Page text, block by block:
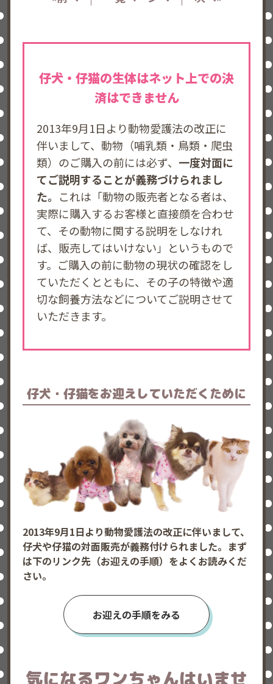
仔犬・仔猫の生体はネット上での決
済はできません
2013年9月1日より動物愛護法の改正に
伴いまして、動物（哺乳類・鳥類・爬虫
類）のご購入の前には必ず、 一度対面に
てご説明することが義務づけられまし
た。 これは「動物の販売者となる者は、
実際に購入するお客様と直接顔を合わせ
て、その動物に関する説明をしなけれ
ば、販売してはいけない」というもので
す。ご購入の前に動物の現状の確認をし
ていただくとともに、その子の特徴や適
切な飼養方法などについてご説明させて
いただきます。
仔犬・仔猫をお迎えしていただくために
2013年9月1日より動物愛護法の改正に伴いまして、
仔犬や仔猫の対面販売が義務付けられました。まず
は下のリンク先（お迎えの手順）をよくお読みくだ
さい。
お迎えの手順をみる
気になるワンちゃんはいませ